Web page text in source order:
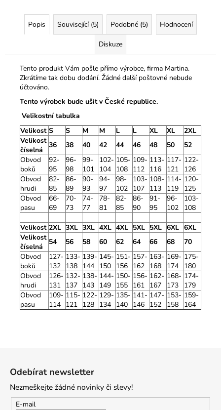
Popis Související (5) Podobné (5) Hodnocení
Diskuze
Tento produkt Vám pošle přímo výrobce, firma Martina.
Zkrátíme tak dobu dodání. Žádné další poštovné nebude
účtováno.
Tento výrobek bude ušit v České republice.
Velikostní tabulka
Velikost S S M M L L XL XL
2XL
Velikost
číselná
36 38 40 42 44 46 48 50
52
Obvod
boků
92-
95
96-
98
99-
101
102-
104
105-
108
109-
112
113-
116
117-
121
122-
126
Obvod
hrudi
82-
85
86-
89
90-
93
94-
97
98-
102
103-
107
108-
113
114-
119
120-
125
Obvod
pasu
66-
69
70-
73
74-
77
78-
81
82-
85
86-
90
91-
95
96-
102
103-
108
Velikost 2XL 3XL 3XL 4XL 4XL 5XL 5XL 6XL 6XL
Velikost
číselná
54 56 58 60 62 64 66 68
70
Obvod
boků
127-
132
133-
138
139-
144
145-
150
151-
156
157-
162
163-
168
169-
174
175-
180
Obvod
hrudi
126-
131
132-
137
138-
143
144-
149
150-
155
156-
161
162-
167
168-
173
174-
179
Obvod
pasu
109-
114
115-
121
122-
128
129-
134
135-
140
141-
146
147-
152
153-
158
159-
164
Odebírat newsletter
Nezmeškejte žádné novinky či slevy!
E-mail